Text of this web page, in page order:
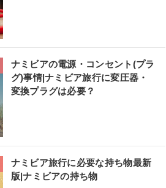
ナミビアの電源・コンセント(プラ
グ)事情|ナミビア旅行に変圧器・
変換プラグは必要？
ナミビア旅行に必要な持ち物最新
版|ナミビアの持ち物